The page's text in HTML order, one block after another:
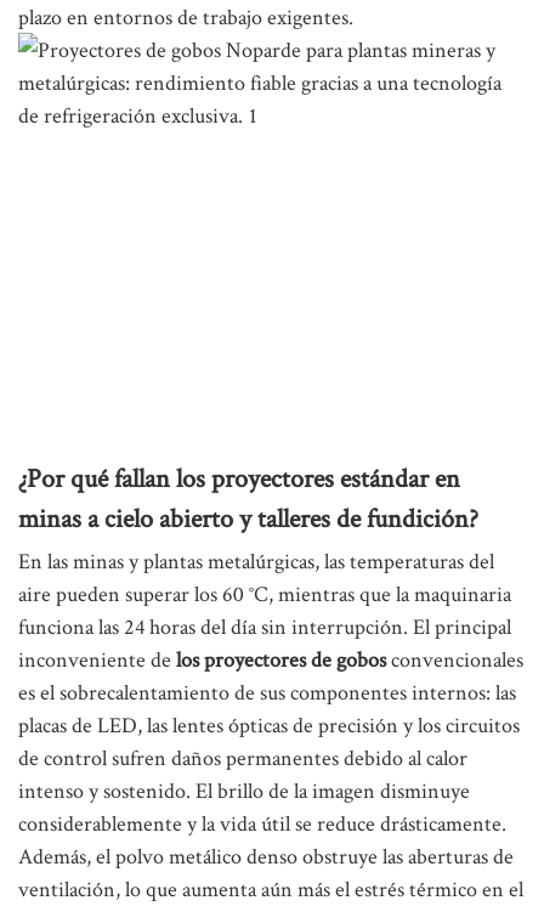
plazo en entornos de trabajo exigentes.
¿Por qué fallan los proyectores estándar en
minas a cielo abierto y talleres de fundición?
En las minas y plantas metalúrgicas, las temperaturas del
aire pueden superar los 60 °C, mientras que la maquinaria
funciona las 24 horas del día sin interrupción. El principal
inconveniente de los proyectores de gobosconvencionales
es el sobrecalentamiento de sus componentes internos: las
placas de LED, las lentes ópticas de precisión y los circuitos
de control sufren daños permanentes debido al calor
intenso y sostenido. El brillo de la imagen disminuye
considerablemente y la vida útil se reduce drásticamente.
Además, el polvo metálico denso obstruye las aberturas de
ventilación, lo que aumenta aún más el estrés térmico en el